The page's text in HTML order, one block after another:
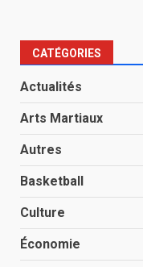
CATÉGORIES
Actualités
Arts Martiaux
Autres
Basketball
Culture
Économie